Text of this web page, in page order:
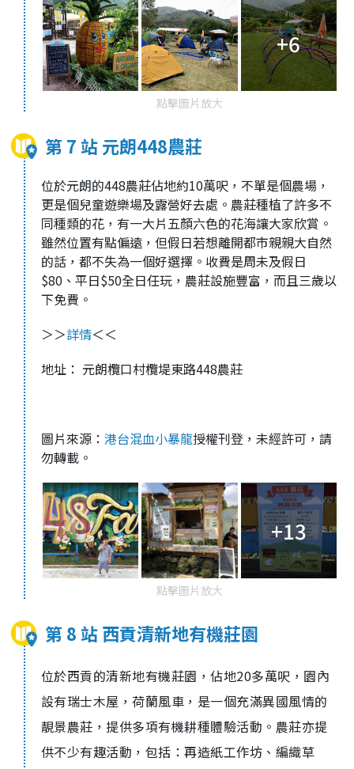
+6
點擊圖片放大
第 7 站 元朗448農莊
位於元朗的448農莊佔地約10萬呎，不單是個農場，
更是個兒童遊樂場及露營好去處。農莊種植了許多不
同種類的花，有一大片五顏六色的花海讓大家欣賞。
雖然位置有點偏遠，但假日若想離開都市親親大自然
的話，都不失為一個好選擇。收費是周未及假日
$80、平日$50全日任玩，農莊設施豐富，而且三歲以
下免費。
＞＞詳情＜＜
地址： 元朗欖口村欖堤東路448農莊
圖片來源： 港台混血小暴龍授權刊登，未經許可，請
勿轉載。
+13
點擊圖片放大
第 8 站 西貢清新地有機莊園
位於西貢的清新地有機莊園，佔地20多萬呎，園內
設有瑞士木屋，荷蘭風車，是一個充滿異國風情的
靚景農莊，提供多項有機耕種體驗活動。農莊亦提
供不少有趣活動，包括：再造紙工作坊、編織草